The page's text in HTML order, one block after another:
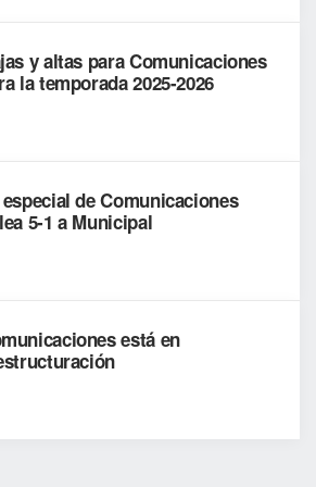
y altas para Comunicaciones
la temporada 2025-2026
especial de Comunicaciones
5-1 a Municipal
está en